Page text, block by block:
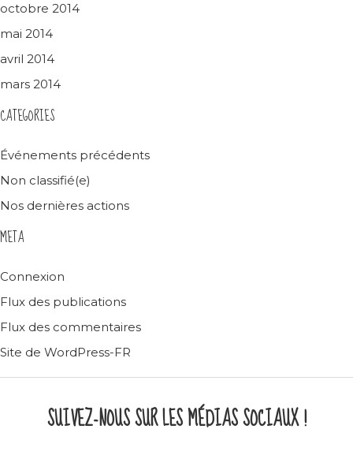
octobre 2014
mai 2014
avril 2014
mars 2014
CATEGORIES
Événements précédents
Non classifié(e)
Nos dernières actions
META
Connexion
Flux des publications
Flux des commentaires
Site de WordPress-FR
SUIVEZ-NOUS SUR LES MÉDIAS SOCIAUX !